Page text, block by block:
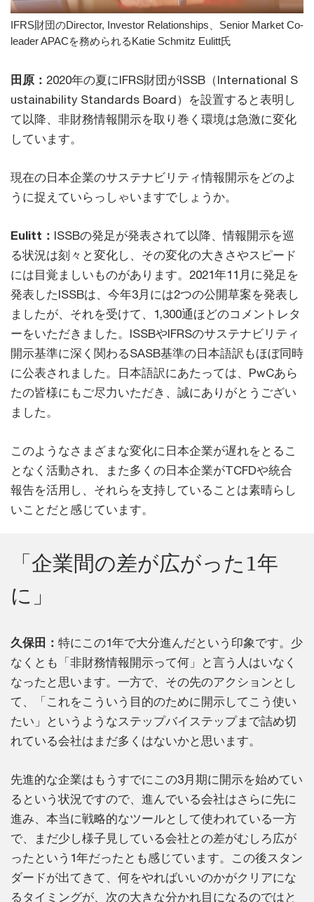
IFRS財団のDirector, Investor Relationships、Senior Market Co-
leader APACを務められるKatie Schmitz Eulitt氏
田原： 2020年の夏にIFRS財団がISSB（International S
ustainability Standards Board）を設置すると表明し
て以降、非財務情報開示を取り巻く環境は急激に変化
しています。
現在の日本企業のサステナビリティ情報開示をどのよ
うに捉えていらっしゃいますでしょうか。
Eulitt： ISSBの発足が発表されて以降、情報開示を巡
る状況は刻々と変化し、その変化の大きさやスピード
には目覚ましいものがあります。2021年11月に発足を
発表したISSBは、今年3月には2つの公開草案を発表し
ましたが、それを受けて、1,300通ほどのコメントレタ
ーをいただきました。ISSBやIFRSのサステナビリティ
開示基準に深く関わるSASB基準の日本語訳もほぼ同時
に公表されました。日本語訳にあたっては、PwCあら
たの皆様にもご尽力いただき、誠にありがとうござい
ました。
このようなさまざまな変化に日本企業が遅れをとるこ
となく活動され、また多くの日本企業がTCFDや統合
報告を活用し、それらを支持していることは素晴らし
いことだと感じています。
「企業間の差が広がった1年
に」
久保田： 特にこの1年で大分進んだという印象です。少
なくとも「非財務情報開示って何」と言う人はいなく
なったと思います。一方で、その先のアクションとし
て、「これをこういう目的のために開示してこう使い
たい」というようなステップバイステップまで詰め切
れている会社はまだ多くはないかと思います。
先進的な企業はもうすでにこの3月期に開示を始めてい
るという状況ですので、進んでいる会社はさらに先に
進み、本当に戦略的なツールとして使われている一方
で、まだ少し様子見している会社との差がむしろ広が
ったという1年だったとも感じています。この後スタン
ダードが出てきて、何をやればいいのかがクリアにな
るタイミングが、次の大きな分かれ目になるのではと